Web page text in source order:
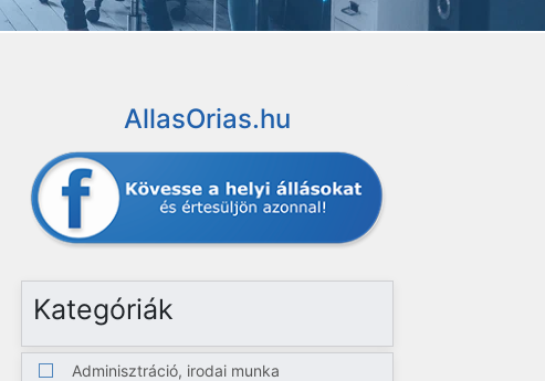
AllasOrias.hu
Kategóriák
Adminisztráció, irodai munka